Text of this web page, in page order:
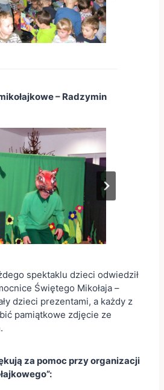
– Radzymin
spektaklu dzieci odwiedził
Świętego Mikołaja –
dzieci prezentami, a każdy z
pamiątkowe zdjęcie ze
za pomoc przy organizacji